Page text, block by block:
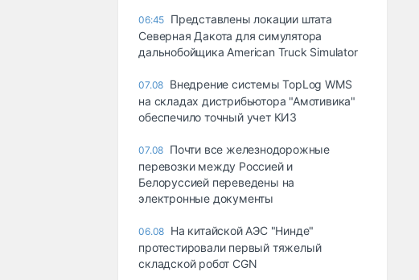
06:45 Представлены локации штата
Северная Дакота для симулятора
дальнобойщика American Truck Simulator
07.08 Внедрение системы TopLog WMS
на складах дистрибьютора "Амотивика"
обеспечило точный учет КИЗ
07.08 Почти все железнодорожные
перевозки между Россией и
Белоруссией переведены на
электронные документы
06.08 На китайской АЭС "Нинде"
протестировали первый тяжелый
складской робот CGN